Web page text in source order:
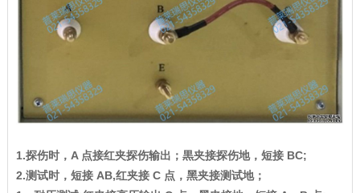
1.探伤时，A 点接红夹探伤输出；黒夹接探伤地，短接 BC;
2.测试时，短接 AB,红夹接 C 点，黑夹接测试地；